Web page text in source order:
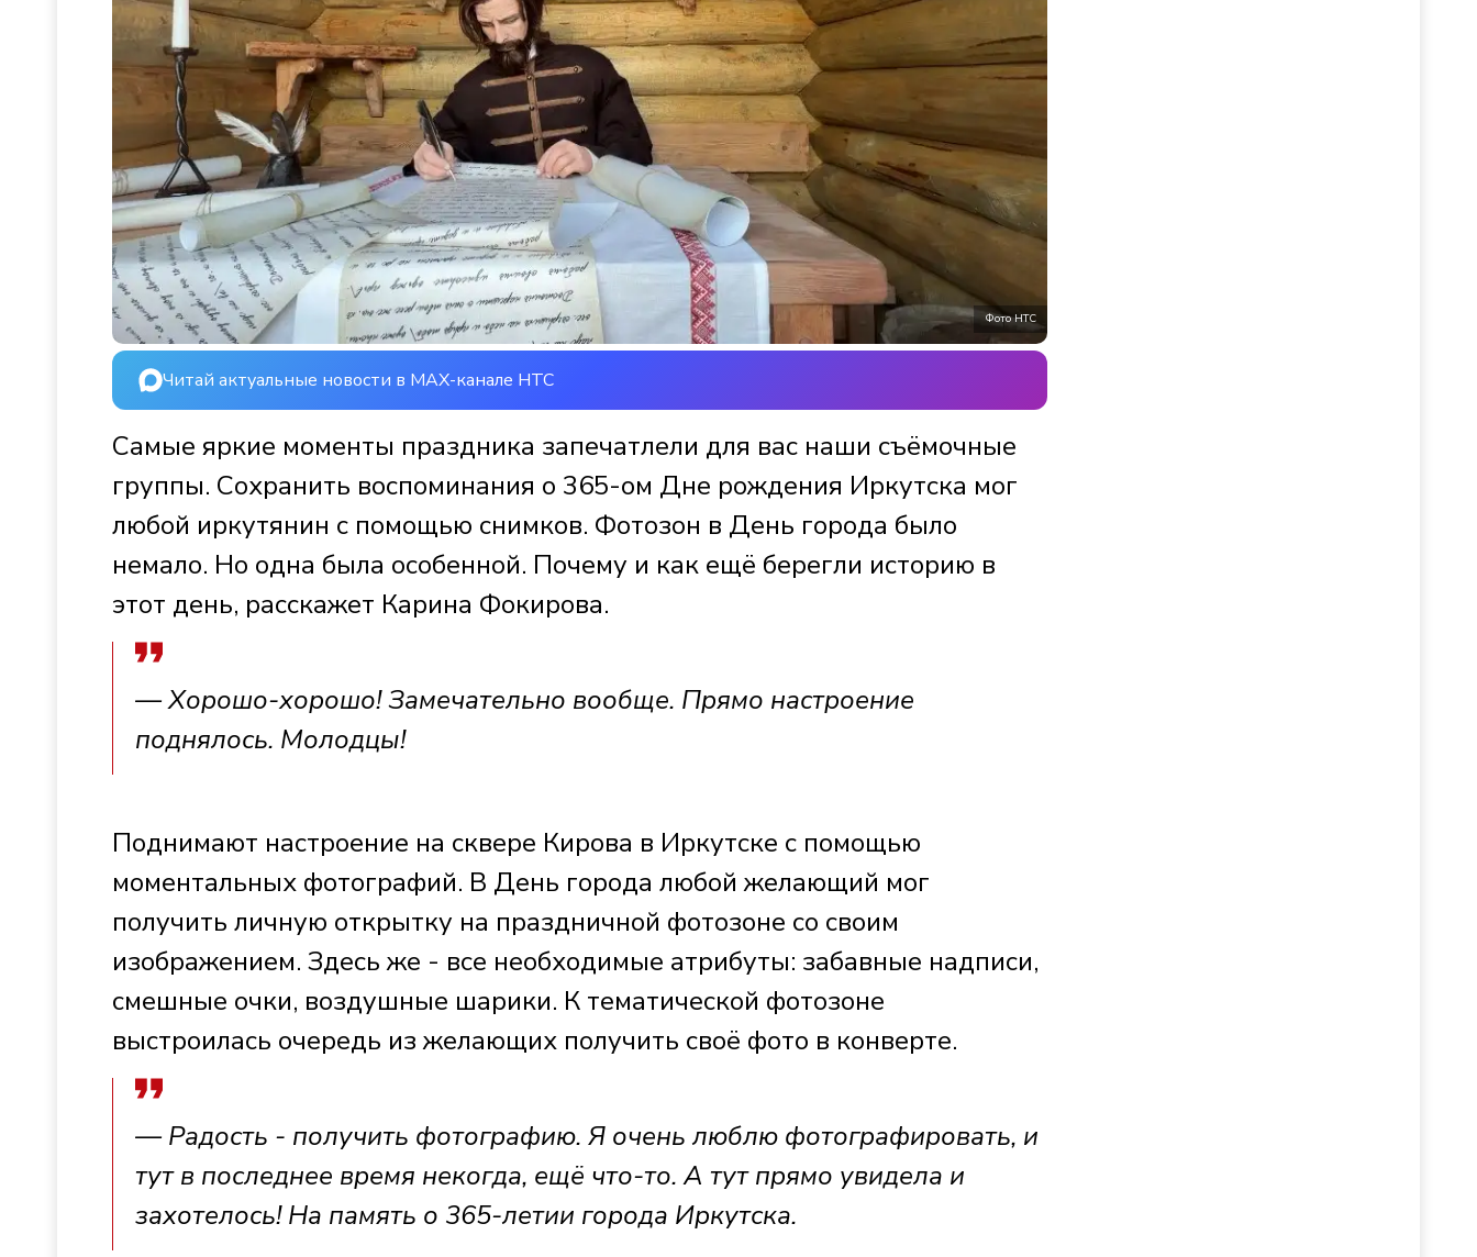
Фото НТС
Читай актуальные новости в MAX-канале НТС
Самые яркие моменты праздника запечатлели для вас наши съёмочные
группы. Сохранить воспоминания о 365-ом Дне рождения Иркутска мог
любой иркутянин с помощью снимков. Фотозон в День города было
немало. Но одна была особенной. Почему и как ещё берегли историю в
этот день, расскажет Карина Фокирова.
— Хорошо-хорошо! Замечательно вообще. Прямо настроение
поднялось. Молодцы!
Поднимают настроение на сквере Кирова в Иркутске с помощью
моментальных фотографий. В День города любой желающий мог
получить личную открытку на праздничной фотозоне со своим
изображением. Здесь же - все необходимые атрибуты: забавные надписи,
смешные очки, воздушные шарики. К тематической фотозоне
выстроилась очередь из желающих получить своё фото в конверте.
— Радость - получить фотографию. Я очень люблю фотографировать, и
тут в последнее время некогда, ещё что-то. А тут прямо увидела и
захотелось! На память о 365-летии города Иркутска.